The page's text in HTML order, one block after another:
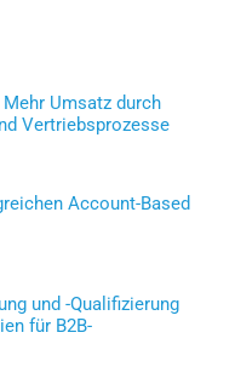
Umsatz durch
Vertriebsprozesse
Account-Based
und -Qualifizierung
für B2B-